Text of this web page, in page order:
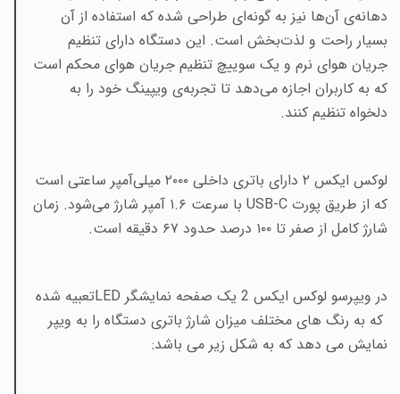
دهانه‌ی آن‌ها نیز به گونه‌ای طراحی شده که استفاده از آن
بسیار راحت و لذت‌بخش است. این دستگاه دارای تنظیم
جریان هوای نرم و یک سوییچ تنظیم جریان هوای محکم است
که به کاربران اجازه می‌دهد تا تجربه‌ی ویپینگ خود را به
دلخواه تنظیم کنند.
لوکس ایکس ۲ دارای باتری داخلی ۲۰۰۰ میلی‌آمپر ساعتی است
که از طریق پورتUSB-C
با سرعت ۱.۶ آمپر شارژ می‌شود. زمان
شارژ کامل از صفر تا ۱۰۰ درصد حدود ۶۷ دقیقه است.
در ویپرسو لوکس ایکس 2 یک صفحه نمایشگر LEDتعبیه شده
که به رنگ های مختلف میزان شارژ باتری دستگاه را به ویپر
نمایش می دهد که به شکل زیر می باشد: